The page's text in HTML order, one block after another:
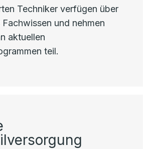
Techniker verfügen über
und nehmen
aktuellen
teil.